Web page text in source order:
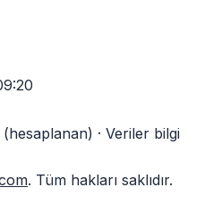
· Veriler bilgi
. Tüm hakları saklıdır.